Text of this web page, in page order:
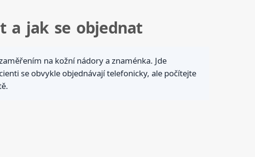
a jak se objednat
na kožní nádory a znaménka. Jde
se obvykle objednávají telefonicky, ale počítejte